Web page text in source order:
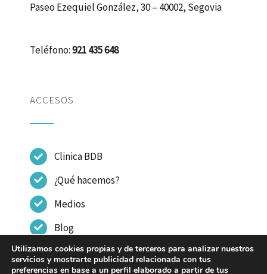
Paseo Ezequiel González, 30 – 40002, Segovia
Teléfono:921 435 648
ACCESOS
Clinica BDB
¿Qué hacemos?
Medios
Blog
Contactar
Utilizamos cookies propias y de terceros para analizar nuestros
servicios y mostrarte publicidad relacionada con tus
preferencias en base a un perfil elaborado a partir de tus